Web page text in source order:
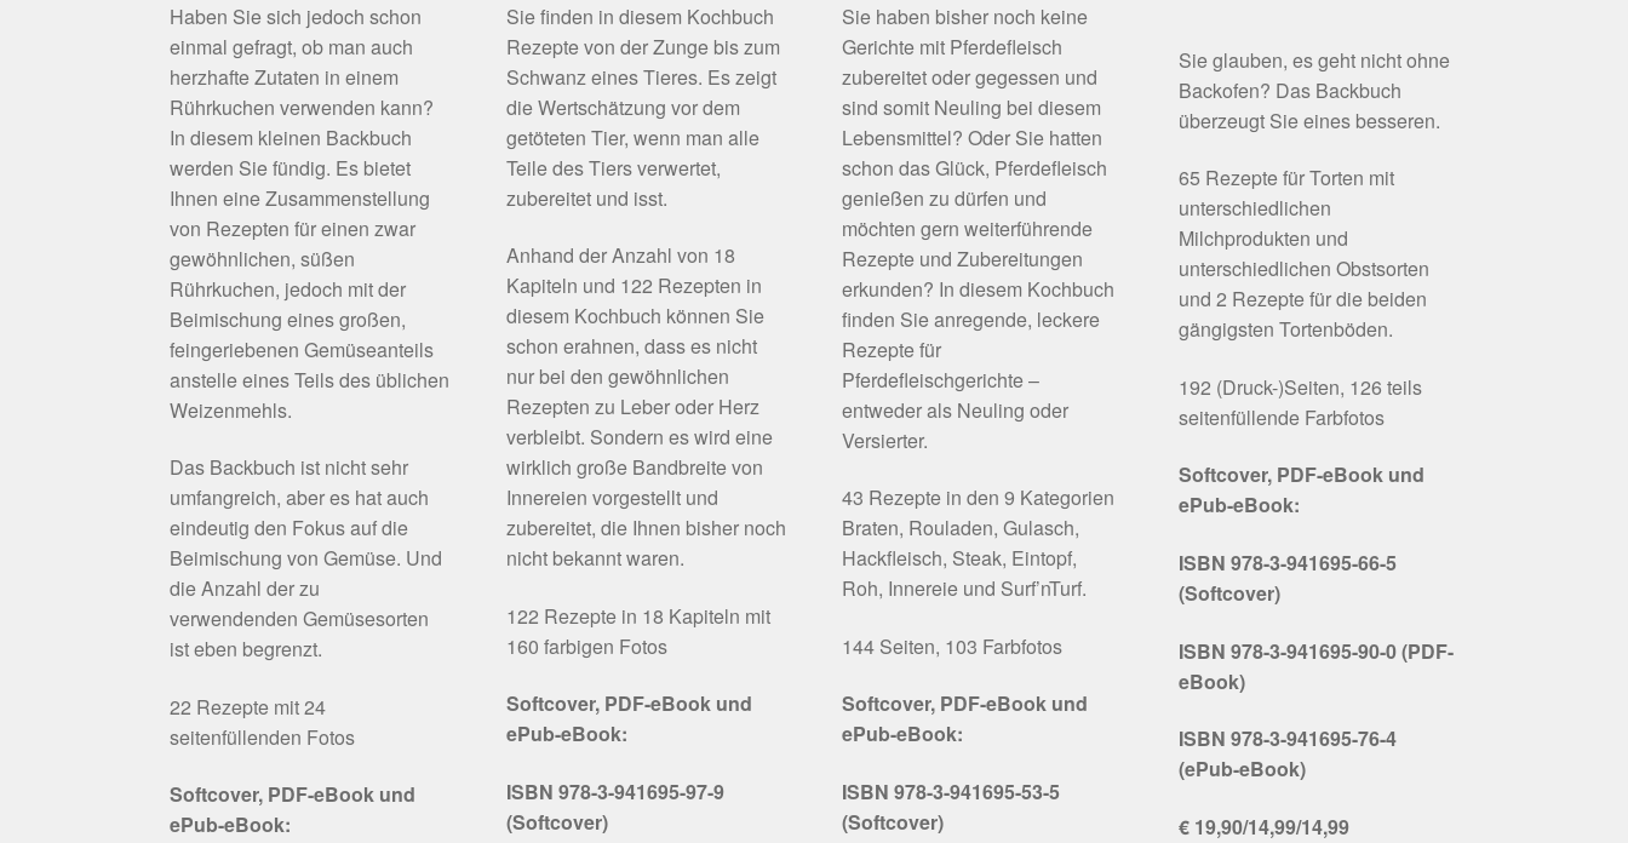
Haben Sie sich jedoch schon
einmal gefragt, ob man auch
herzhafte Zutaten in einem
Rührkuchen verwenden kann?
In diesem kleinen Backbuch
werden Sie fündig. Es bietet
Ihnen eine Zusammenstellung
von Rezepten für einen zwar
gewöhnlichen, süßen
Rührkuchen, jedoch mit der
Beimischung eines großen,
feingeriebenen Gemüseanteils
anstelle eines Teils des üblichen
Weizenmehls.
Das Backbuch ist nicht sehr
umfangreich, aber es hat auch
eindeutig den Fokus auf die
Beimischung von Gemüse. Und
die Anzahl der zu
verwendenden Gemüsesorten
ist eben begrenzt.
22 Rezepte mit 24
seitenfüllenden Fotos
Softcover, PDF-eBook und
ePub-eBook:
Sie finden in diesem Kochbuch
Rezepte von der Zunge bis zum
Schwanz eines Tieres. Es zeigt
die Wertschätzung vor dem
getöteten Tier, wenn man alle
Teile des Tiers verwertet,
zubereitet und isst.
Anhand der Anzahl von 18
Kapiteln und 122 Rezepten in
diesem Kochbuch können Sie
schon erahnen, dass es nicht
nur bei den gewöhnlichen
Rezepten zu Leber oder Herz
verbleibt. Sondern es wird eine
wirklich große Bandbreite von
Innereien vorgestellt und
zubereitet, die Ihnen bisher noch
nicht bekannt waren.
122 Rezepte in 18 Kapiteln mit
160 farbigen Fotos
Softcover, PDF-eBook und
ePub-eBook:
ISBN 978-3-941695-97-9
(Softcover)
Sie haben bisher noch keine
Gerichte mit Pferdefleisch
zubereitet oder gegessen und
sind somit Neuling bei diesem
Lebensmittel? Oder Sie hatten
schon das Glück, Pferdefleisch
genießen zu dürfen und
möchten gern weiterführende
Rezepte und Zubereitungen
erkunden? In diesem Kochbuch
finden Sie anregende, leckere
Rezepte für
Pferdefleischgerichte –
entweder als Neuling oder
Versierter.
43 Rezepte in den 9 Kategorien
Braten, Rouladen, Gulasch,
Hackfleisch, Steak, Eintopf,
Roh, Innereie und Surf’nTurf.
144 Seiten, 103 Farbfotos
Softcover, PDF-eBook und
ePub-eBook:
ISBN 978-3-941695-53-5
(Softcover)
Sie glauben, es geht nicht ohne
Backofen? Das Backbuch
überzeugt Sie eines besseren.
65 Rezepte für Torten mit
unterschiedlichen
Milchprodukten und
unterschiedlichen Obstsorten
und 2 Rezepte für die beiden
gängigsten Tortenböden.
192 (Druck-)Seiten, 126 teils
seitenfüllende Farbfotos
Softcover, PDF-eBook und
ePub-eBook:
ISBN 978-3-941695-66-5
(Softcover)
ISBN 978-3-941695-90-0 (PDF-
eBook)
ISBN 978-3-941695-76-4
(ePub-eBook)
€ 19,90/14,99/14,99